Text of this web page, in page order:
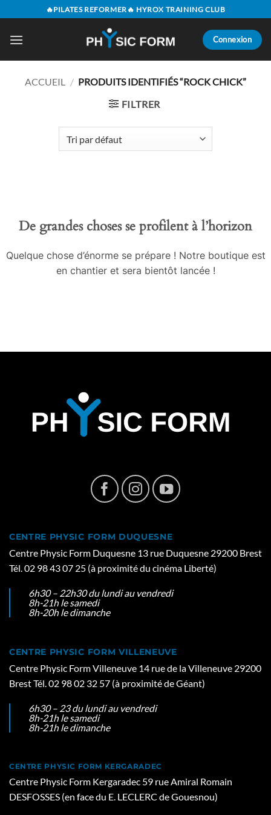
au
contenu
🔥PILATES REFORMER🔥 HYROX TRAINING CLUB
Connexion
ACCUEIL / PRODUITS IDENTIFIÉS “ROCK CHICK”
FILTRER
De grandes choses se profilent à l’horizon
Quelque chose d’énorme se prépare ! Notre boutique est
en chantier et sera bientôt lancée !
CENTRE PHYSIC FORM DUQUESNE
Centre Physic Form Duquesne 13 rue Duquesne 29200 Brest
Tél. 02 98 43 07 25 (à proximité du cinéma Liberté)
6h30 – 22h30 du lundi au vendredi
8h-21h le samedi
8h-20h le dimanche
CENTRE PHYSIC FORM VILLENEUVE
Centre Physic Form Villeneuve 14 rue de la Villeneuve 29200
Brest Tél. 02 98 02 32 57 (à proximité de Géant)
6h30 – 23 du lundi au vendredi
8h-21h le samedi
8h-21h le dimanche
CENTRE PHYSIC FORM KERGARADEC
Centre Physic Form Kergaradec 59 rue Amiral Romain
DESFOSSES (en face du E. LECLERC de Gouesnou)